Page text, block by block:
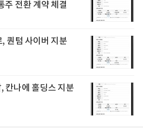
주 전환 계약 체결
퀀텀 사이버 지분
칸나에 홀딩스 지분